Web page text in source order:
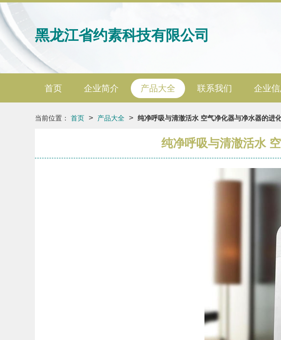
黑龙江省约素科技有限公司
首页 企业简介 产品大全 联系我们 企业
当前位置： 首页 > 产品大全 > 纯净呼吸与清澈活水 空气净化器与净水器的进
纯净呼吸与清澈活水